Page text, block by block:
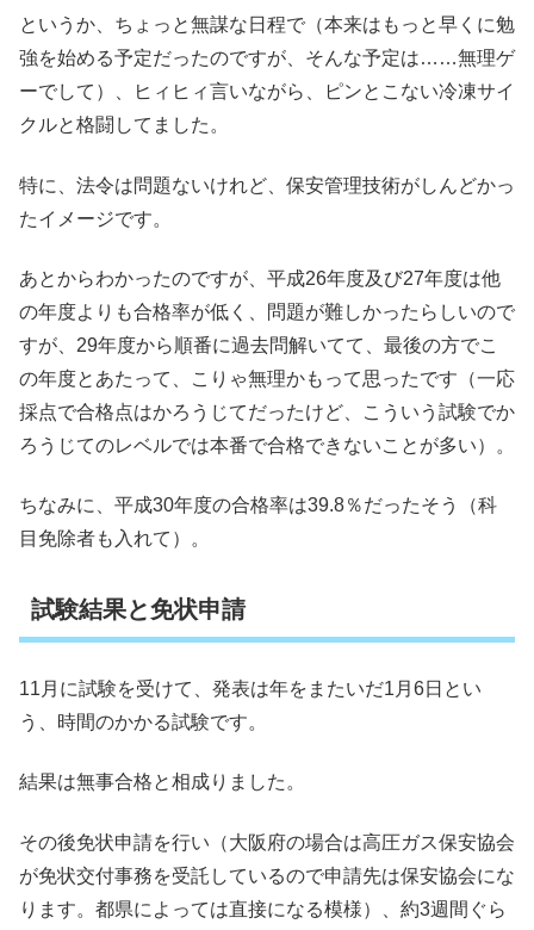
というか、ちょっと無謀な日程で（本来はもっと早くに勉
強を始める予定だったのですが、そんな予定は……無理ゲ
ーでして）、ヒィヒィ言いながら、ピンとこない冷凍サイ
クルと格闘してました。
特に、法令は問題ないけれど、保安管理技術がしんどかっ
たイメージです。
あとからわかったのですが、平成26年度及び27年度は他
の年度よりも合格率が低く、問題が難しかったらしいので
すが、29年度から順番に過去問解いてて、最後の方でこ
の年度とあたって、こりゃ無理かもって思ったです（一応
採点で合格点はかろうじてだったけど、こういう試験でか
ろうじてのレベルでは本番で合格できないことが多い）。
ちなみに、平成30年度の合格率は39.8％だったそう（科
目免除者も入れて）。
試験結果と免状申請
11月に試験を受けて、発表は年をまたいだ1月6日とい
う、時間のかかる試験です。
結果は無事合格と相成りました。
その後免状申請を行い（大阪府の場合は高圧ガス保安協会
が免状交付事務を受託しているので申請先は保安協会にな
ります。都県によっては直接になる模様）、約3週間ぐら